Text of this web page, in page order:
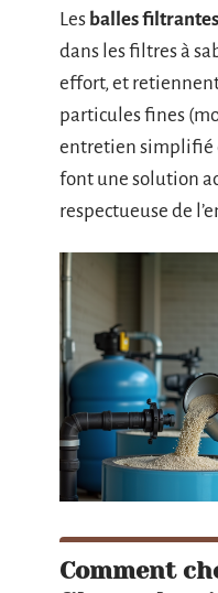
Les balles filtrantes
dans les filtres à
effort, et
particules fines
entretien simplifié
font une solution
respectueuse de
Comment